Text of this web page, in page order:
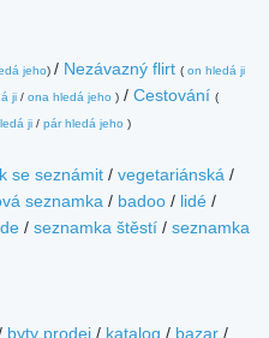
jeho) / Nezávazný flirt ( on hledá ji
ji / ona hledá jeho ) / Cestování (
ji / pár hledá jeho )
se seznámit / vegetariánská /
seznamka / badoo / lidé /
/ seznamka štěstí / seznamka
byty prodej / katalog / bazar /